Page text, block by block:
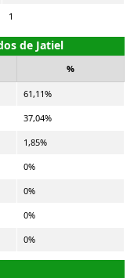
1
de Jatiel
%
61,11%
37,04%
1,85%
0%
0%
0%
0%